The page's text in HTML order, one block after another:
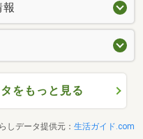
をもっと見る
しデータ提供元： 生活ガイド.com